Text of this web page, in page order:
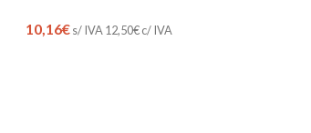
10,16€s/ IVA 12,50€c/ IVA